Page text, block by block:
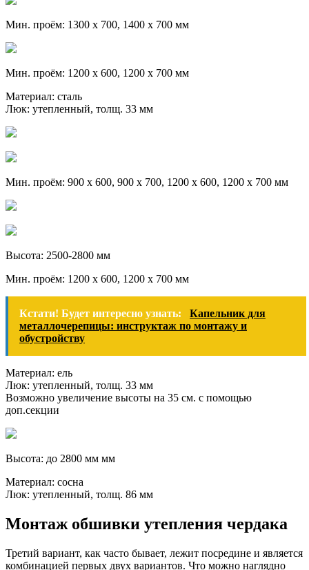
Мин. проём: 1300 х 700, 1400 х 700 мм
Мин. проём: 1200 х 600, 1200 х 700 мм
Материал: сталь
Люк: утепленный, толщ. 33 мм
Мин. проём: 900 х 600, 900 х 700, 1200 х 600, 1200 х 700 мм
Высота: 2500-2800 мм
Мин. проём: 1200 х 600, 1200 х 700 мм
Кстати! Будет интересно узнать:
Капельник для
металлочерепицы: инструктаж по монтажу и
обустройству
Материал: ель
Люк: утепленный, толщ. 33 мм
Возможно увеличение высоты на 35 см. с помощью
доп.секции
Высота: до 2800 мм мм
Материал: сосна
Люк: утепленный, толщ. 86 мм
Монтаж обшивки утепления чердака
Третий вариант, как часто бывает, лежит посредине и является
комбинацией первых двух вариантов. Что можно наглядно